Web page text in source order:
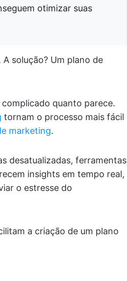
otimizar suas
solução? Um plano de
quanto parece.
tornam o processo mais fácil
marketing.
desatualizadas, ferramentas
insights em tempo real,
o estresse do
a criação de um plano